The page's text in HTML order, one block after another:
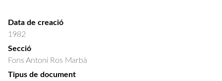
Data de creació
1982
Secció
Fons Antoni Ros Marbà
Tipus de document